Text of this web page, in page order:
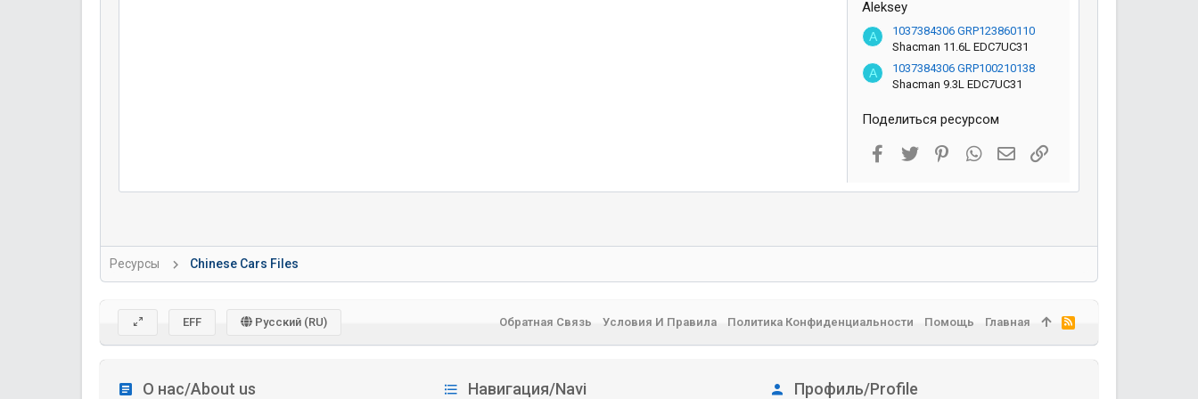
Aleksey
A
1037384306 GRP123860110
Shacman 11.6L EDC7UC31
A
1037384306 GRP100210138
Shacman 9.3L EDC7UC31
Поделиться ресурсом
Facebook
Twitter PinterestWhatsAppЭлектронная почта
Ссылка
Ресурсы Chinese Cars Files
О нас/About us Навигация/Navi Профиль/Profile
EFF Русский (RU) Обратная Связь Условия И Правила Политика Конфиденциальности Помощь Главная
R
S
S